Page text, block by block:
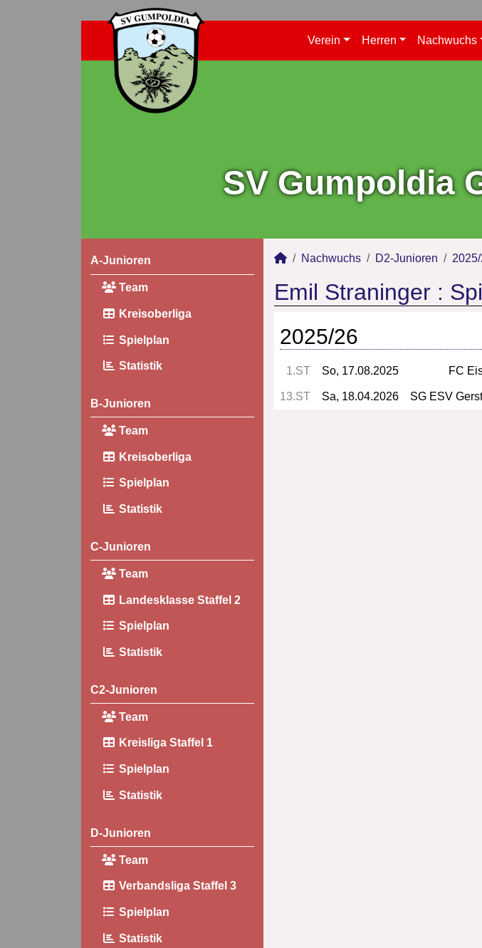
Verein Herren Nachwuchs
SV Gumpoldia
A-Junioren
Team
Kreisoberliga
Spielplan
Statistik
B-Junioren
Team
Kreisoberliga
Spielplan
Statistik
C-Junioren
Team
Landesklasse Staffel 2
Spielplan
Statistik
C2-Junioren
Team
Kreisliga Staffel 1
Spielplan
Statistik
D-Junioren
Team
Verbandsliga Staffel 3
Spielplan
Statistik
Nachwuchs D2-Junioren
Emil Straninger :
2025/26
1.ST So, 17.08.2025 FC
13.ST Sa, 18.04.2026 SG ESV